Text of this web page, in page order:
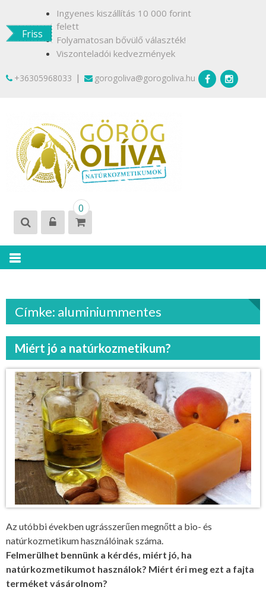
contentFriss
Ingyenes kiszállítás 10 000 forint
felett
Folyamatosan bővülő választék!
Viszonteladói kedvezmények
+36305968033 | gorogoliva@gorogoliva.hu
0
Címke: aluminiummentes
Miért jó a natúrkozmetikum?
Az utóbbi években ugrásszerűen megnőtt a bio- és
natúrkozmetikum használóinak száma.
Felmerülhet bennünk a kérdés, miért jó, ha
natúrkozmetikumot használok? Miért éri meg ezt a fajta
terméket vásárolnom?